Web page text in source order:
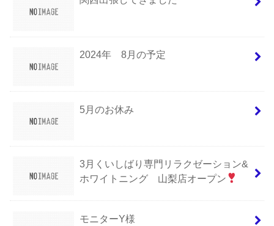
2024年 8月の予定
5月のお休み
3月くいしばり専門リラクゼーション&
ホワイトニング 山梨店オープン
モニターY様